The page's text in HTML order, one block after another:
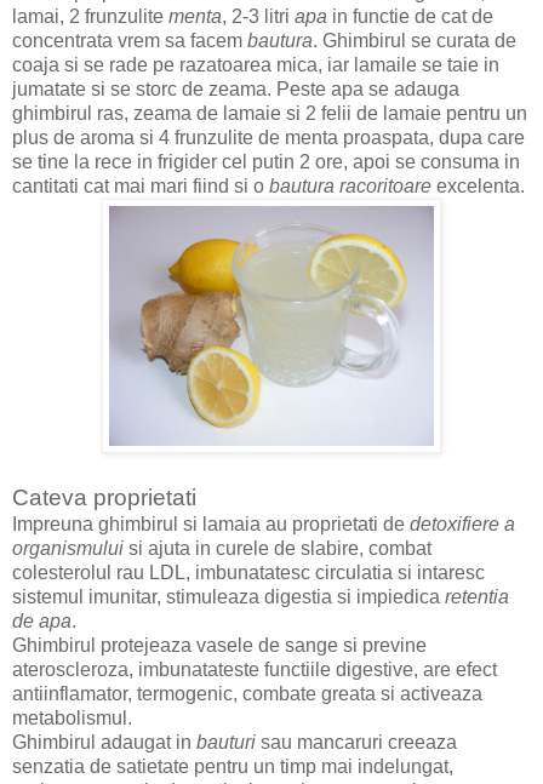
lamai, 2 frunzulite menta, 2-3 litri apa in functie de cat de
concentrata vrem sa facem bautura. Ghimbirul se curata de
coaja si se rade pe razatoarea mica, iar lamaile se taie in
jumatate si se storc de zeama. Peste apa se adauga
ghimbirul ras, zeama de lamaie si 2 felii de lamaie pentru un
plus de aroma si 4 frunzulite de menta proaspata, dupa care
se tine la rece in frigider cel putin 2 ore, apoi se consuma in
cantitati cat mai mari fiind si o bautura racoritoare excelenta.
Cateva proprietati
Impreuna ghimbirul si lamaia au proprietati de detoxifiere a
organismului si ajuta in curele de slabire, combat
colesterolul rau LDL, imbunatatesc circulatia si intaresc
sistemul imunitar, stimuleaza digestia si impiedica retentia
de apa.
Ghimbirul protejeaza vasele de sange si previne
ateroscleroza, imbunatateste functiile digestive, are efect
antiinflamator, termogenic, combate greata si activeaza
metabolismul.
Ghimbirul adaugat in bauturi sau mancaruri creeaza
senzatia de satietate pentru un timp mai indelungat,